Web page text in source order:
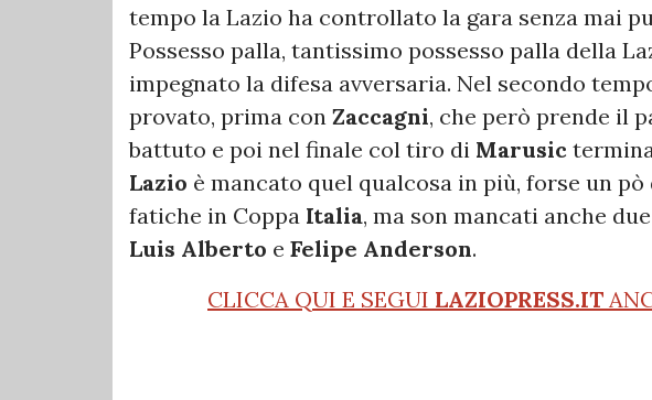
tempo la Lazio ha controllato la gara senza mai
Possesso palla, tantissimo possesso palla della
impegnato la difesa avversaria. Nel secondo
provato, prima con Zaccagni, che però prende il
battuto e poi nel finale col tiro di Marusic
Lazio è mancato quel qualcosa in più, forse un
fatiche in Coppa Italia, ma son mancati anche
Luis Alberto e Felipe Anderson.
CLICCA QUI E SEGUI LAZIOPRESS.IT